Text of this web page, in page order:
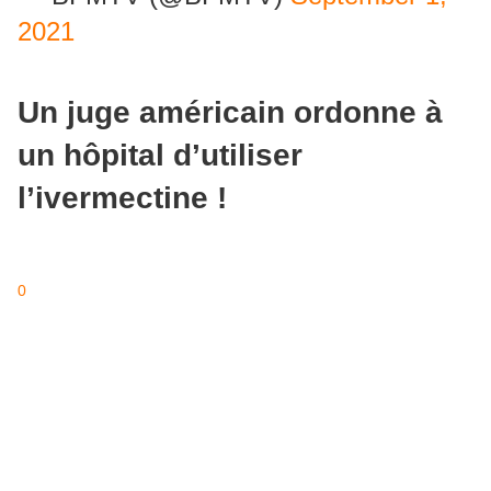
2021
Un juge américain ordonne à
un hôpital d’utiliser
l’ivermectine !
0